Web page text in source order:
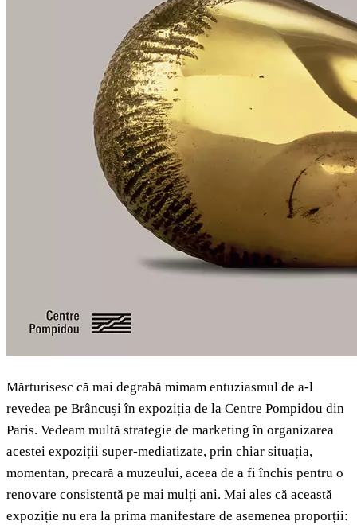
Mărturisesc că mai degrabă mimam entuziasmul de a-l
revedea pe Brâncuși în expoziția de la Centre Pompidou din
Paris. Vedeam multă strategie de marketing în organizarea
acestei expoziții super-mediatizate, prin chiar situația,
momentan, precară a muzeului, aceea de a fi închis pentru o
renovare consistentă pe mai mulți ani. Mai ales că această
expoziție nu era la prima manifestare de asemenea proporții: